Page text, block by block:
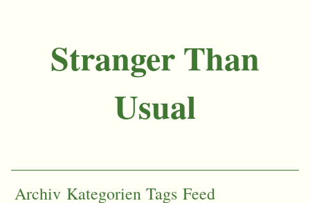
Stranger Than
Usual
Archiv Kategorien Tags Feed